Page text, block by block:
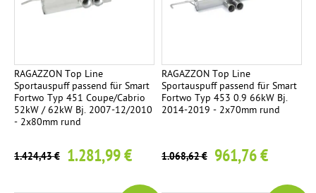
RAGAZZON Top Line
Sportauspuff passend für Smart
Fortwo Typ 451 Coupe/Cabrio
52kW / 62kW Bj. 2007-12/2010
- 2x80mm rund
1.424,43 € 1.281,99 €
RAGAZZON Top Line
Sportauspuff passend für Smart
Fortwo Typ 453 0.9 66kW Bj.
2014-2019 - 2x70mm rund
1.068,62 € 961,76 €